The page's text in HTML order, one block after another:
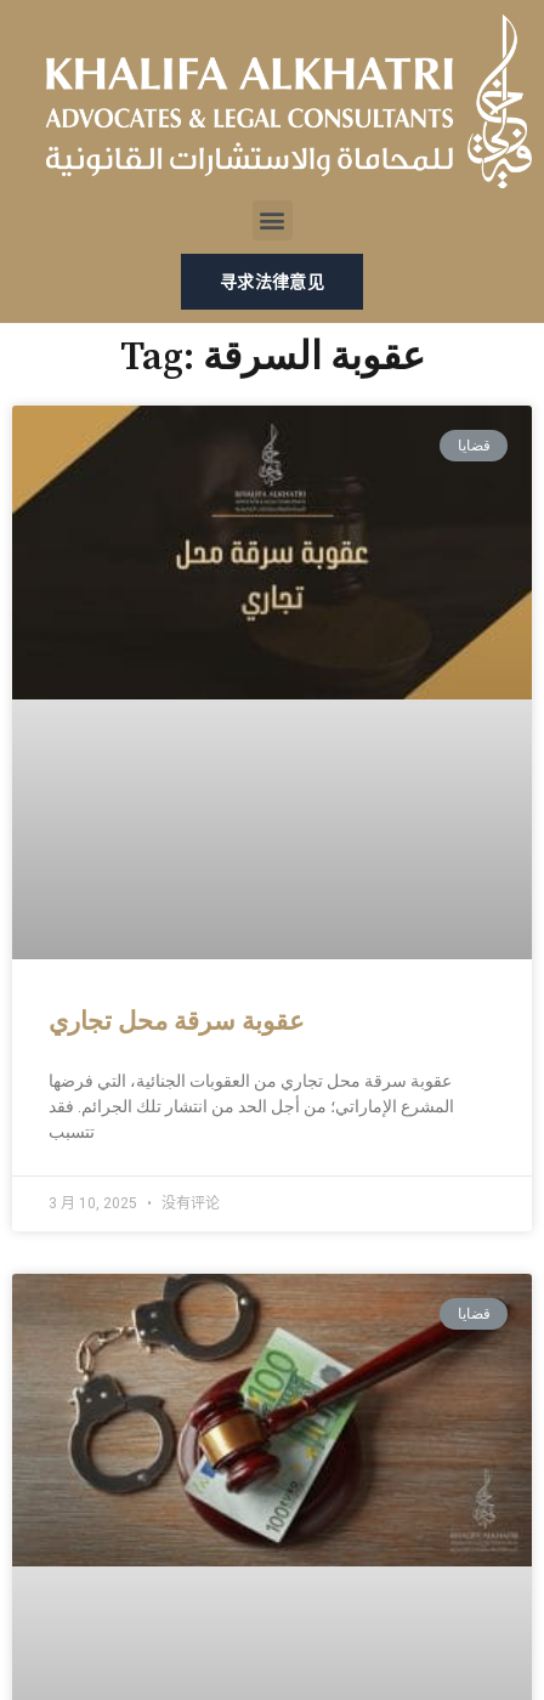
Menu
寻求法律意见
Tag: عقوبة السرقة
قضايا
عقوبة سرقة محل تجاري
عقوبة سرقة محل تجاري من العقوبات الجنائية، التي فرضها
المشرع الإماراتي؛ من أجل الحد من انتشار تلك الجرائم. فقد
تتسبب
3 月 10, 2025 没有评论
قضايا